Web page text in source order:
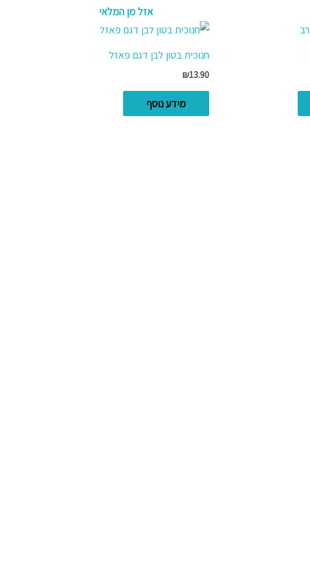
אזל מן המלאי
חנוכית בטון לבן דגם פאזל
₪13.90
מידע נוסף